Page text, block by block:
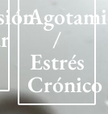
/
Estrés
Crónico